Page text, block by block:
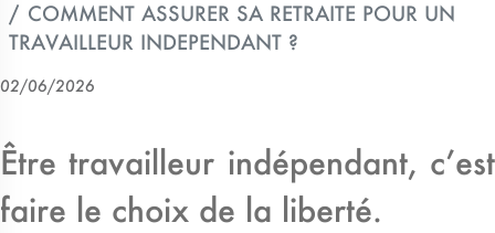
COMMENT ASSURER SA RETRAITE POUR UN
TRAVAILLEUR INDEPENDANT ?
02/06/2026
Être travailleur indépendant, c’est
faire le choix de la liberté.